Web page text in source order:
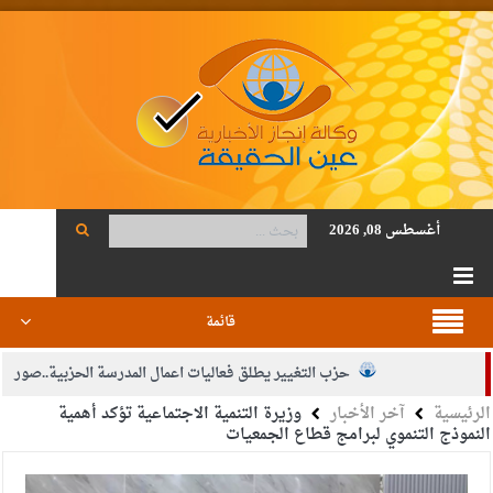
أغسطس 08, 2026
قائمة
حزب التغيير يطلق فعاليات اعمال المدرسة الحزبية..صور
الجيش يفتح باب التجنيد لحملة البكالوريوس في الحقوق والقانون
بيان اجتماع عمّان:دعم الوصاية الهاشمية التاريخية على المقدسات
الرئيسية آخر الأخبار وزيرة التنمية الاجتماعية تؤكد أهمية
النموذج التنموي لبرامج قطاع الجمعيات